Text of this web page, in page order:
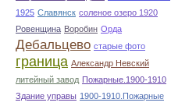
1925 Славянск соленое озеро 1920
Ровенщина Воробин Орда
Дебальцево старые фото
граница Александр Невский
литейный завод Пожарные.1900-1910
Здание управы 1900-1910.Пожарные